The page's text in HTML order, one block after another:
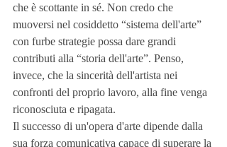
che è scottante in sé. Non credo che
muoversi nel cosiddetto “sistema dell'arte”
con furbe strategie possa dare grandi
contributi alla “storia dell'arte”. Penso,
invece, che la sincerità dell'artista nei
confronti del proprio lavoro, alla fine venga
riconosciuta e ripagata.
Il successo di un'opera d'arte dipende dalla
sua forza comunicativa capace di superare la